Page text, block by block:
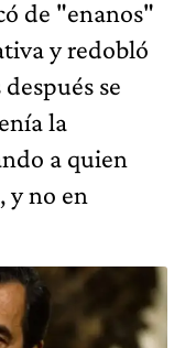
de "enanos"
y redobló
se
la
a quien
y no en